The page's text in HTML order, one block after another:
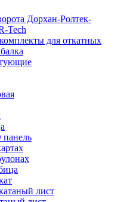
Дорхан-Ролтек-
Tech
для откатных
панель
лист